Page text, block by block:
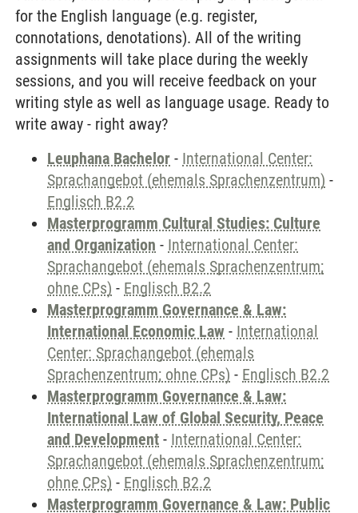
for the English language (e.g. register,
connotations, denotations). All of the writing
assignments will take place during the weekly
sessions, and you will receive feedback on your
writing style as well as language usage. Ready to
write away - right away?
Leuphana Bachelor - International Center:
Sprachangebot (ehemals Sprachenzentrum) -
Englisch B2.2
Masterprogramm Cultural Studies: Culture
and Organization - International Center:
Sprachangebot (ehemals Sprachenzentrum;
ohne CPs) - Englisch B2.2
Masterprogramm Governance & Law:
International Economic Law - International
Center: Sprachangebot (ehemals
Sprachenzentrum; ohne CPs) - Englisch B2.2
Masterprogramm Governance & Law:
International Law of Global Security, Peace
and Development - International Center:
Sprachangebot (ehemals Sprachenzentrum;
ohne CPs) - Englisch B2.2
Masterprogramm Governance & Law: Public